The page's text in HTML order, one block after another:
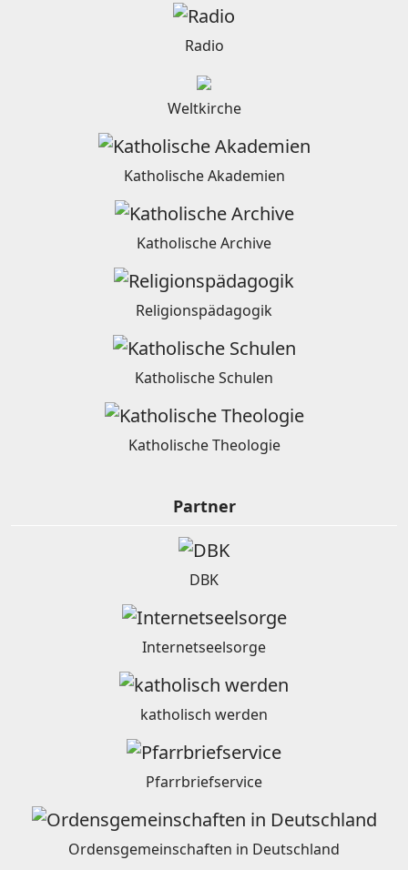
Radio
Weltkirche
Katholische Akademien
Katholische Archive
Religionspädagogik
Katholische Schulen
Katholische Theologie
Partner
DBK
Internetseelsorge
katholisch werden
Pfarrbriefservice
Ordensgemeinschaften in Deutschland